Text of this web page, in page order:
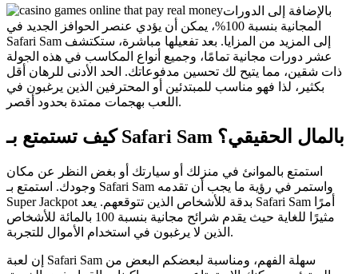
بالإضافة إلى الدورات
المجانية بنسبة 100%، يمكن أن يؤدي عنصر الحوافز الجديد في
Safari Sam إلى المزيد من المزايا. بعد تفعيلها مباشرة، ستكتشف
عشر دورات مجانية تمامًا، وجميع أنواع المكاسب في هذه الجولة
ذات شقين، مما يتيح لك تحسين مدفوعاتك. الحد الأدنى للرهان أقل
بكثير، لذا فهو مناسب للمبتدئين أو المحترفين الذين يرغبون في
اللعب بهجمات ممتدة بحدود أقصر.
كيف تستمتع بـ Safari Sam بالمال الحقيقي؟
استمتع بالموانئ في منزلك أو سيارتك أو بغض النظر عن مكان
وجودك. استمتع بـ Safari Sam واستمر في رؤية ما يجب أن تقدمه
Super Jackpot بدقة للأشخاص الذين تتوقعهم. يعد Safari Sam أمرًا
مثيرًا للغاية حيث يقدم شرائح مجانية بنسبة 100 بالمائة للأشخاص
الذين لا يرغبون في استخدام الأموال للتجربة.
إن لعبة Safari Sam سهلة الفهم، ومناسبة لبعضكم البعض من